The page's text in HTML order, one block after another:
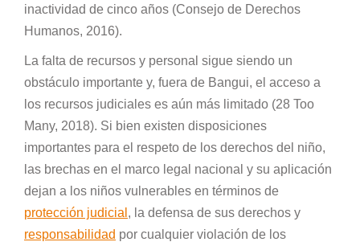
inactividad de cinco años (Consejo de Derechos
Humanos, 2016).
La falta de recursos y personal sigue siendo un
obstáculo importante y, fuera de Bangui, el acceso a
los recursos judiciales es aún más limitado (28 Too
Many, 2018). Si bien existen disposiciones
importantes para el respeto de los derechos del niño,
las brechas en el marco legal nacional y su aplicación
dejan a los niños vulnerables en términos de
protección judicial , la defensa de sus derechos y
responsabilidad por cualquier violación de los